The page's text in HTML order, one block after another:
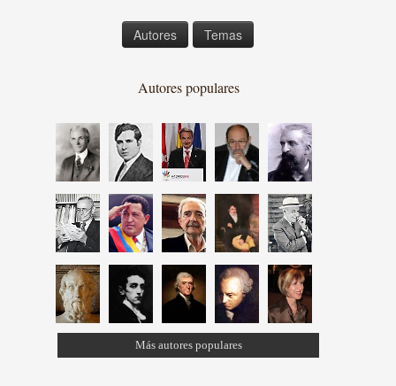
Autores Temas
Autores populares
Más autores populares